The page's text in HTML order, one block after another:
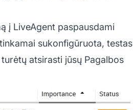
į LiveAgent paspausdami
sukonfigūruota, testas
atsirasti jūsų Pagalbos